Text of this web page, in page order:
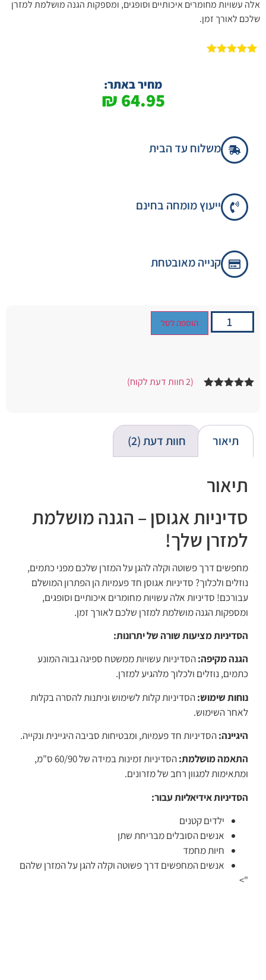
אלה עשויות מחומרים איכותיים וסופגים, ומספקות הגנה מושלמת למזרן
שלכם לאורך זמן.
מחיר באתר:
64.95
₪
משלוח עד הבית
ייעוץ מומחה בחינם
קנייה מאובטחת
הוספה לסל
דירוגים של
לקוחות
(
2חוות דעת לקוח)
תיאור חוות דעת (2)
תיאור
סדיניות אגוסן – הגנה מושלמת
למזרן שלך!
מחפשים דרך פשוטה וקלה להגן על המזרן שלכם מפני כתמים,
נוזלים ולכלוך? סדיניות אגוסן חד פעמיות הן הפתרון המושלם
עבורכם! סדיניות אלה עשויות מחומרים איכותיים וסופגים,
ומספקות הגנה מושלמת למזרן שלכם לאורך זמן.
הסדיניות מציעות שורה של יתרונות:
הגנה מקיפה:הסדיניות עשויות ממשטח ספיגה גבוה המונע
כתמים, נוזלים ולכלוך מלהגיע למזרן.
נוחות שימוש:הסדיניות קלות לשימוש וניתנות להסרה בקלות
לאחר השימוש.
היגיינה:הסדיניות חד פעמיות, ומבטיחות סביבה היגיינית ונקייה.
התאמה מושלמת:
הסדיניות זמינות במידה של 60/90 ס"מ,
ומתאימות למגוון רחב של מזרונים.
הסדיניות אידיאליות עבור:
ילדים קטנים
אנשים הסובלים מבריחת שתן
חיות מחמד
אנשים המחפשים דרך פשוטה וקלה להגן על המזרן שלהם
">